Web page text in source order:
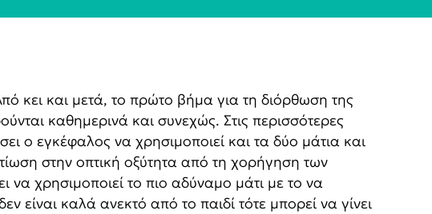
κει και μετά, το πρώτο βήμα για τη διόρθωση της
καθημερινά και συνεχώς. Στις περισσότερες
ο εγκέφαλος να χρησιμοποιεί και τα δύο μάτια και
στην οπτική οξύτητα από τη χορήγηση των
χρησιμοποιεί το πιο αδύναμο μάτι με το να
καλά ανεκτό από το παιδί τότε μπορεί να γίνει